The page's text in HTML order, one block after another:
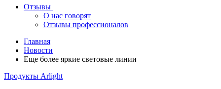
Отзывы
О нас говорят
Отзывы профессионалов
Главная
Новости
Еще более яркие световые линии
Продукты Arlight